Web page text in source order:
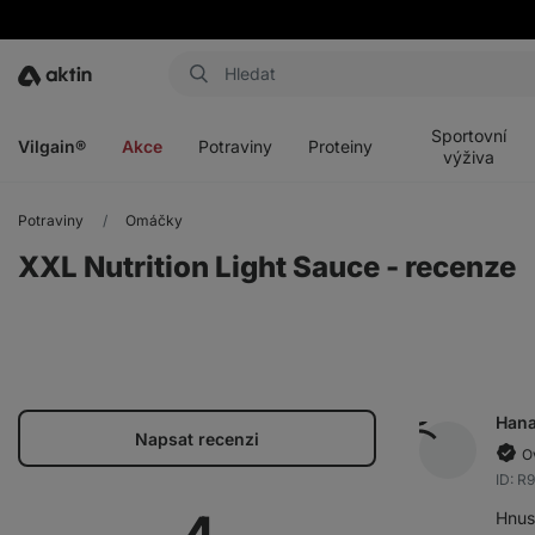
Aktin
Vilgain® Akce Potraviny Proteiny
Sportovní
výživa
Potraviny Omáčky
XXL Nutrition Light Sauce - recenze
Napsat recenzi
Hana
ID: